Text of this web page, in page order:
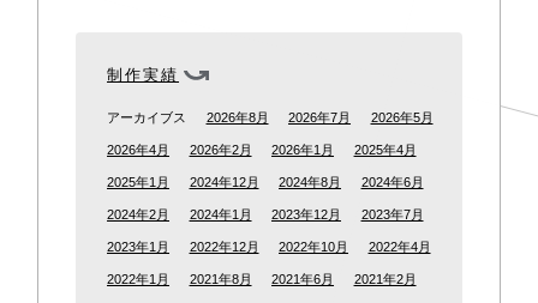
制作実績
アーカイブス 2026年8月 2026年7月 2026年5月
2026年4月 2026年2月 2026年1月 2025年4月
2025年1月 2024年12月 2024年8月 2024年6月
2024年2月 2024年1月 2023年12月 2023年7月
2023年1月 2022年12月 2022年10月 2022年4月
2022年1月 2021年8月 2021年6月 2021年2月